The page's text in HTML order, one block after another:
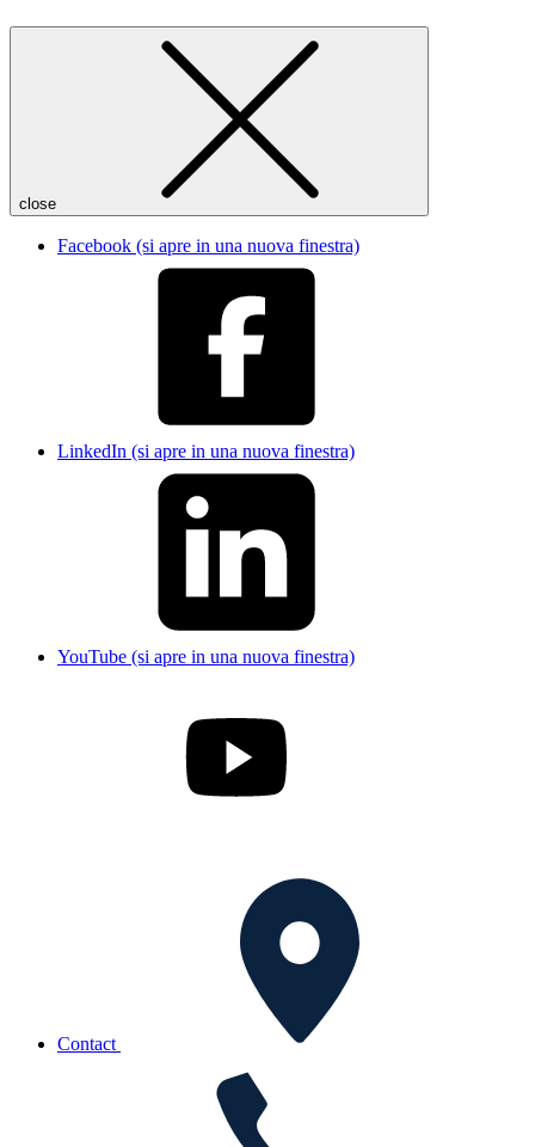
close
Facebook (si apre in una nuova finestra)
LinkedIn (si apre in una nuova finestra)
YouTube (si apre in una nuova finestra)
Contact